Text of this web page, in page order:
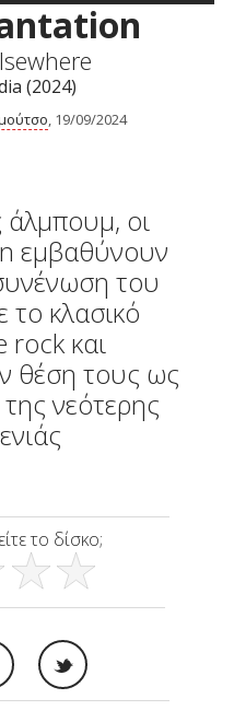
(2024)
, 19/09/2024
άλμπουμ, οι
εμβαθύνουν
του
κλασικό
rock και
θέση τους ως
νεότερης
το δίσκο;